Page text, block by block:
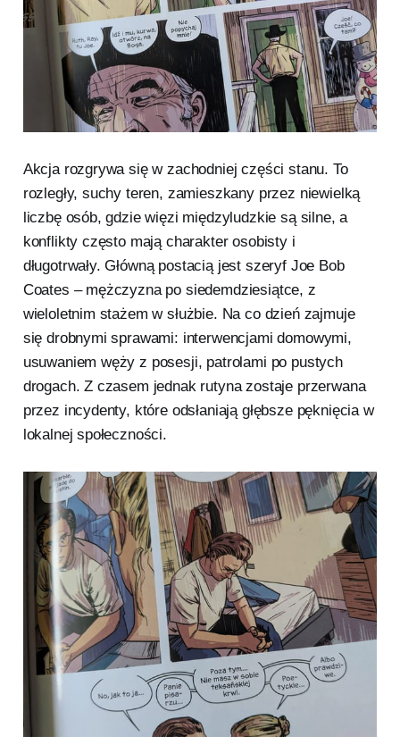
Akcja rozgrywa się w zachodniej części stanu. To
rozległy, suchy teren, zamieszkany przez niewielką
liczbę osób, gdzie więzi międzyludzkie są silne, a
konflikty często mają charakter osobisty i
długotrwały. Główną postacią jest szeryf Joe Bob
Coates – mężczyzna po siedemdziesiątce, z
wieloletnim stażem w służbie. Na co dzień zajmuje
się drobnymi sprawami: interwencjami domowymi,
usuwaniem węży z posesji, patrolami po pustych
drogach. Z czasem jednak rutyna zostaje przerwana
przez incydenty, które odsłaniają głębsze pęknięcia w
lokalnej społeczności.